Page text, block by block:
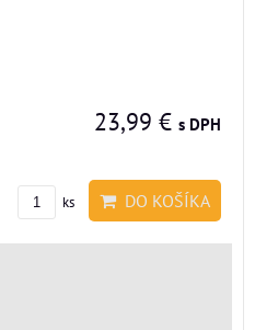
23,99 € s DPH
ks DO KOŠÍKA